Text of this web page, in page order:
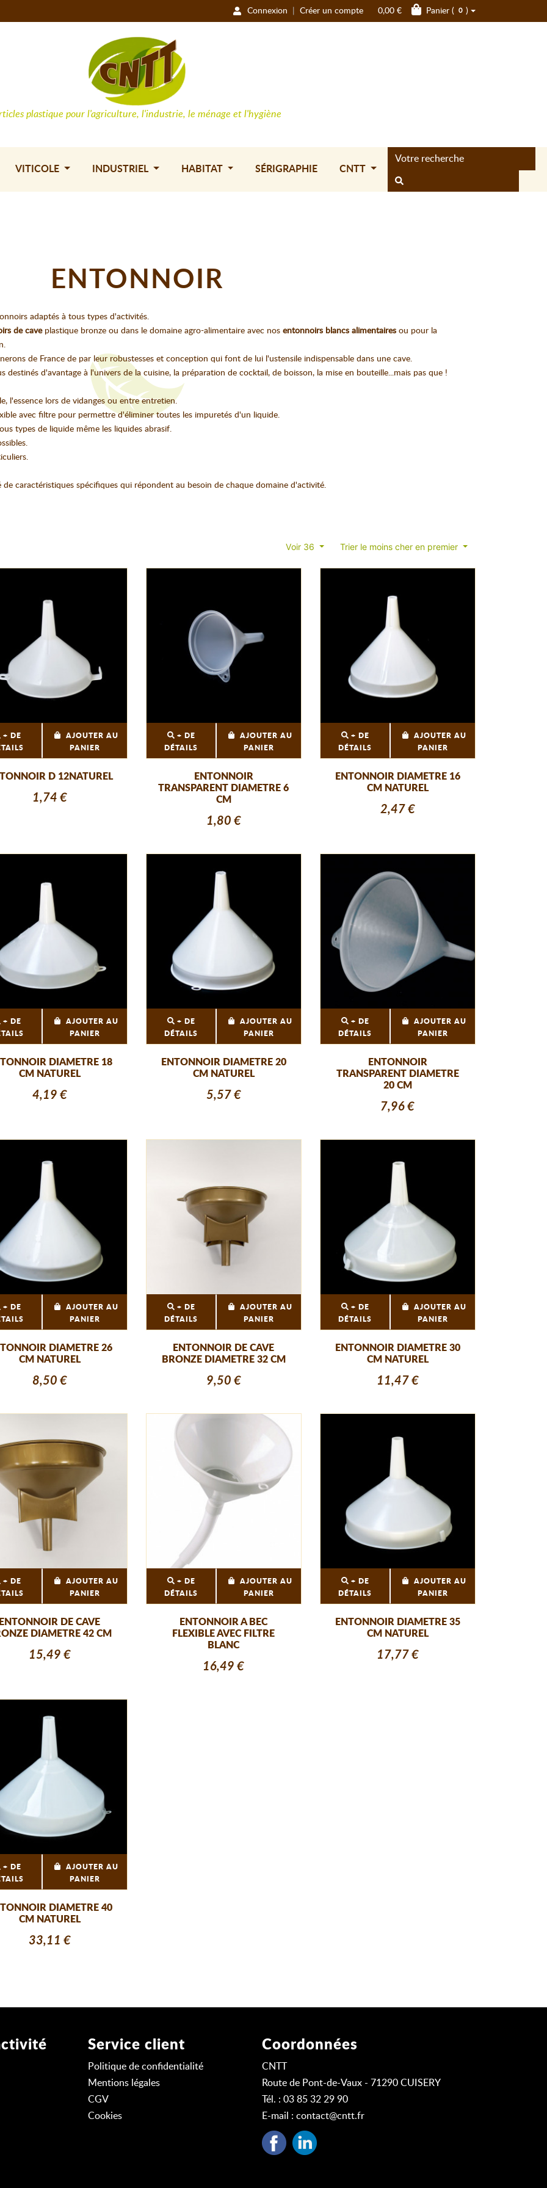
Connexion Créer un compte 0,00 € Panier ( 0 )
plastique pour l'agriculture, l'industrie, le ménage et l'hygiène
VITICOLE INDUSTRIEL HABITAT SÉRIGRAPHIE CNTT
ENTONNOIR
adaptés à tous types d'activités.
de caveplastique bronze ou dans le domaine agro-alimentaire avec nos entonnoirs blancs alimentaires ou pour la
de France de par leur robustesses et conception qui font de lui l'ustensile indispensable dans une cave.
d'avantage à l'univers de la cuisine, la préparation de cocktail, de boisson, la mise en bouteille...mais pas que !
l'essence lors de vidanges ou entre entretien.
avec filtre pour permettre d'éliminer toutes les impuretés d'un liquide.
types de liquide même les liquides abrasif.
caractéristiques spécifiques qui répondent au besoin de chaque domaine d'activité.
Voir 36 Trier le moins cher en premier
+ DE
AJOUTER AU
PANIER
D 12NATUREL
1,74 €
+ DE
DÉTAILS
AJOUTER AU
PANIER
ENTONNOIR
TRANSPARENT DIAMETRE 6
CM
1,80 €
+ DE
DÉTAILS
AJOUTER AU
PANIER
ENTONNOIR DIAMETRE 16
CM NATUREL
2,47 €
+ DE
AJOUTER AU
PANIER
DIAMETRE 18
CM NATUREL
4,19 €
+ DE
DÉTAILS
AJOUTER AU
PANIER
ENTONNOIR DIAMETRE 20
CM NATUREL
5,57 €
+ DE
DÉTAILS
AJOUTER AU
PANIER
ENTONNOIR
TRANSPARENT DIAMETRE
20 CM
7,96 €
+ DE
AJOUTER AU
PANIER
DIAMETRE 26
CM NATUREL
8,50 €
+ DE
DÉTAILS
AJOUTER AU
PANIER
ENTONNOIR DE CAVE
BRONZE DIAMETRE 32 CM
9,50 €
+ DE
DÉTAILS
AJOUTER AU
PANIER
ENTONNOIR DIAMETRE 30
CM NATUREL
11,47 €
+ DE
AJOUTER AU
PANIER
DE CAVE
DIAMETRE 42 CM
15,49 €
+ DE
DÉTAILS
AJOUTER AU
PANIER
ENTONNOIR A BEC
FLEXIBLE AVEC FILTRE
BLANC
16,49 €
+ DE
DÉTAILS
AJOUTER AU
PANIER
ENTONNOIR DIAMETRE 35
CM NATUREL
17,77 €
+ DE
AJOUTER AU
PANIER
DIAMETRE 40
CM NATUREL
33,11 €
Service client
Politique de confidentialité
Mentions légales
CGV
Cookies
Coordonnées
CNTT
Route de Pont-de-Vaux - 71290 CUISERY
Tél. : 03 85 32 29 90
E-mail : contact@cntt.fr